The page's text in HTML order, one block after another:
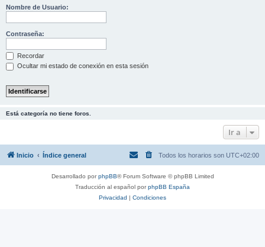
Nombre de Usuario:
Contraseña:
Recordar
Ocultar mi estado de conexión en esta sesión
Está categoría no tiene foros.
Ir a
Inicio Índice general Todos los horarios son UTC+02:00
Desarrollado porphpBB® Forum Software © phpBB Limited
Traducción al español porphpBB España
Privacidad | Condiciones